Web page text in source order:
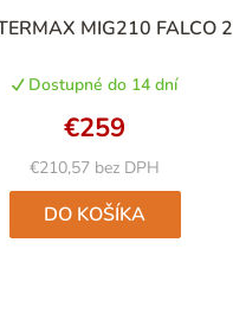
MIG210 FALCO 2
hodnotenie
je
5,0
z
5
hviezdičiek.
Dostupné do 14 dní
€210,57 bez DPH
€259
DO KOŠÍKA